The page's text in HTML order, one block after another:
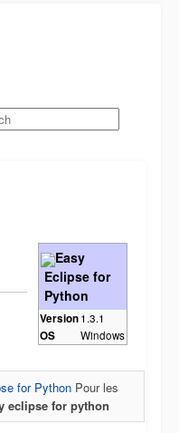
Easy
Eclipse for
Python
Version1.3.1
OS Windows
for Python Pour les
eclipse for python